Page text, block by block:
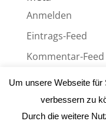
Anmelden
Eintrags-Feed
Kommentar-Feed
WordPress.org
Um unsere Webseite für
verbessern zu
Durch die weitere